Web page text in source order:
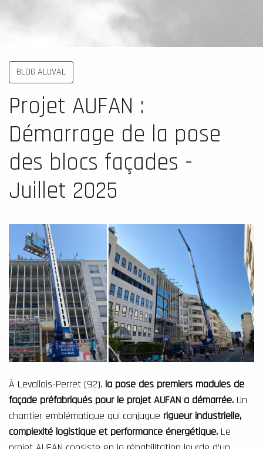
BLOG ALUVAL
Projet AUFAN :
Démarrage de la pose
des blocs façades -
Juillet 2025
À Levallois-Perret (92), la pose des premiers modules de
façade préfabriqués pour le projet AUFAN a démarrée. Un
chantier emblématique qui conjugue rigueur industrielle,
complexité logistique et performance énergétique. Le